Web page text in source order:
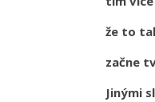
že to
začne
Jinými